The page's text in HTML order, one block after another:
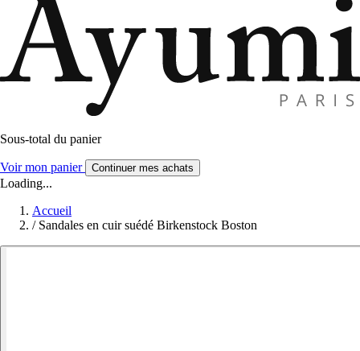
Sous-total du panier
Voir mon panier Continuer mes achats
Loading...
Accueil
/ Sandales en cuir suédé Birkenstock Boston